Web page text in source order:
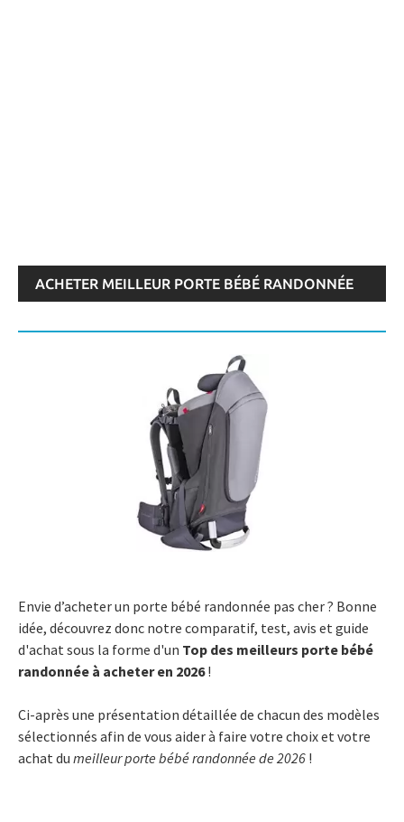
ACHETER MEILLEUR PORTE BÉBÉ RANDONNÉE
Envie d’acheter un porte bébé randonnée pas cher ? Bonne
idée, découvrez donc notre comparatif, test, avis et guide
d'achat sous la forme d'un Top des meilleurs porte bébé
randonnée à acheter en 2026!
Ci-après une présentation détaillée de chacun des modèles
sélectionnés afin de vous aider à faire votre choix et votre
achat du meilleur porte bébé randonnée de 2026 !